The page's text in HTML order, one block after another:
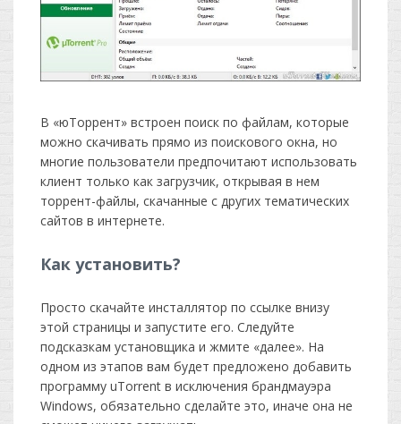
В «юТоррент» встроен поиск по файлам, которые
можно скачивать прямо из поискового окна, но
многие пользователи предпочитают использовать
клиент только как загрузчик, открывая в нем
торрент-файлы, скачанные с других тематических
сайтов в интернете.
Как установить?
Просто скачайте инсталлятор по ссылке внизу
этой страницы и запустите его. Следуйте
подсказкам установщика и жмите «далее». На
одном из этапов вам будет предложено добавить
программу uTorrent в исключения брандмауэра
Windows, обязательно сделайте это, иначе она не